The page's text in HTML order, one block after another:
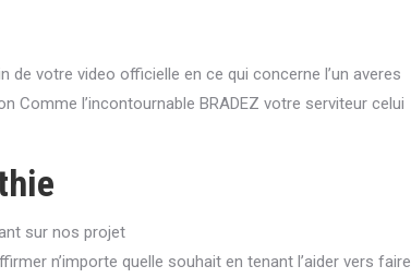
de votre video officielle en ce qui concerne l’un averes
Comme l’incontournable BRADEZ votre serviteur celui
sur nos projet
n’importe quelle souhait en tenant l’aider vers faire